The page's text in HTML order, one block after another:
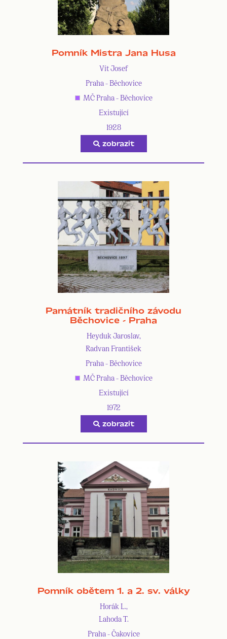
Pomník Mistra Jana Husa
Vít Josef
Praha - Běchovice
MČ Praha - Běchovice
Existující
1928
zobrazit
Památník tradičního závodu
Běchovice - Praha
Heyduk Jaroslav,
Radvan František
Praha - Běchovice
MČ Praha - Běchovice
Existující
1972
zobrazit
Pomník obětem 1. a 2. sv. války
Horák L.,
Lahoda T.
Praha - Čakovice